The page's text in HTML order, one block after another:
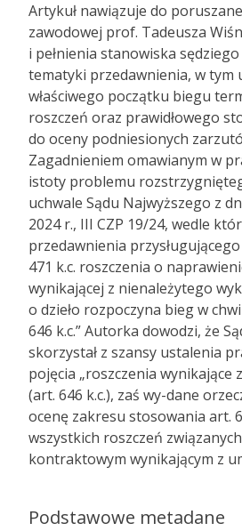
Artykuł nawiązuje do
zawodowej prof. Tadeusza
i pełnienia stanowiska
tematyki przedawnienia, w tym
właściwego początku biegu
roszczeń oraz prawidłowego
do oceny podniesionych
Zagadnieniem omawianym w
istoty problemu
uchwale Sądu Najwyższego z
2024 r., III CZP 19/24, wedle
przedawnienia
471 k.c. roszczenia o
wynikającej z nienależytego
o dzieło rozpoczyna bieg w
646 k.c.” Autorka dowodzi, że
skorzystał z szansy ustalenia
pojęcia „roszczenia wynikające
(art. 646 k.c.), zaś wy-dane
ocenę zakresu stosowania art.
wszystkich roszczeń
kontraktowym wynikającym z
Podstawowe metadane